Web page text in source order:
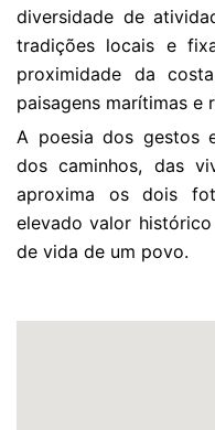
diversidade de
tradições locais e
proximidade da
paisagens marítimas e
A poesia dos gestos
dos caminhos, das
aproxima os dois
elevado valor
de vida de um povo.